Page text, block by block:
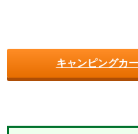
キャンピングカ